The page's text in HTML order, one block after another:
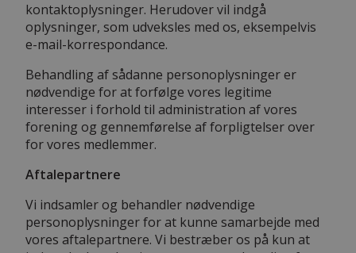
kontaktoplysninger. Herudover vil indgå
oplysninger, som udveksles med os, eksempelvis
e-mail-korrespondance.
Behandling af sådanne personoplysninger er
nødvendige for at forfølge vores legitime
interesser i forhold til administration af vores
forening og gennemførelse af forpligtelser over
for vores medlemmer.
Aftalepartnere
Vi indsamler og behandler nødvendige
personoplysninger for at kunne samarbejde med
vores aftalepartnere. Vi bestræber os på kun at